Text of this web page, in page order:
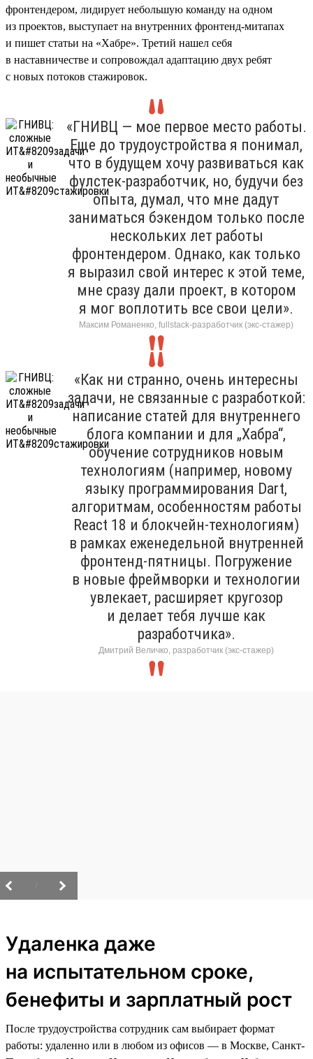
фронтендером, лидирует небольшую команду на одном
из проектов, выступает на внутренних фронтенд-митапах
и пишет статьи на «Хабре». Третий нашел себя
в наставничестве и сопровождал адаптацию двух ребят
с новых потоков стажировок.
«ГНИВЦ — мое первое место работы.
Еще до трудоустройства я понимал,
что в будущем хочу развиваться как
фулстек-разработчик, но, будучи без
опыта, думал, что мне дадут
заниматься бэкендом только после
нескольких лет работы
фронтендером. Однако, как только
я выразил свой интерес к этой теме,
мне сразу дали проект, в котором
я мог воплотить все свои цели».
Максим Романенко, fullstack-разработчик (экс-стажер)
«Как ни странно, очень интересны
задачи, не связанные с разработкой:
написание статей для внутреннего
блога компании и для „Хабра“,
обучение сотрудников новым
технологиям (например, новому
языку программирования Dart,
алгоритмам, особенностям работы
React 18 и блокчейн-технологиям)
в рамках еженедельной внутренней
фронтенд-пятницы. Погружение
в новые фреймворки и технологии
увлекает, расширяет кругозор
и делает тебя лучше как
разработчика».
Дмитрий Величко, разработчик (экс-стажер)
Удаленка даже
на испытательном сроке,
бенефиты и зарплатный рост
После трудоустройства сотрудник сам выбирает формат
работы: удаленно или в любом из офисов — в Москве, Санкт-